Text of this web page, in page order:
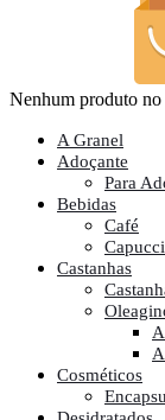
Nenhum produto no
A Granel
Adoçante
Para
Bebidas
Café
Castanhas
Cosméticos